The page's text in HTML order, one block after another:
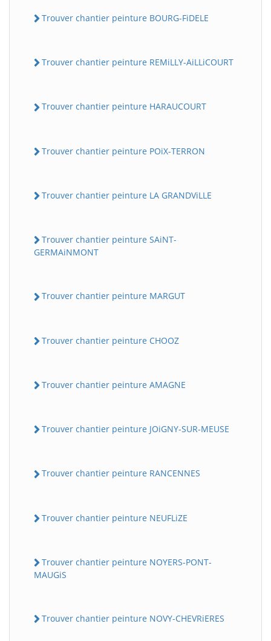
Trouver chantier peinture BOURG-FiDELE
Trouver chantier peinture REMiLLY-AiLLiCOURT
Trouver chantier peinture HARAUCOURT
Trouver chantier peinture POiX-TERRON
Trouver chantier peinture LA GRANDViLLE
Trouver chantier peinture SAiNT-
GERMAiNMONT
Trouver chantier peinture MARGUT
Trouver chantier peinture CHOOZ
Trouver chantier peinture AMAGNE
Trouver chantier peinture JOiGNY-SUR-MEUSE
Trouver chantier peinture RANCENNES
Trouver chantier peinture NEUFLiZE
Trouver chantier peinture NOYERS-PONT-
MAUGiS
Trouver chantier peinture NOVY-CHEVRiERES